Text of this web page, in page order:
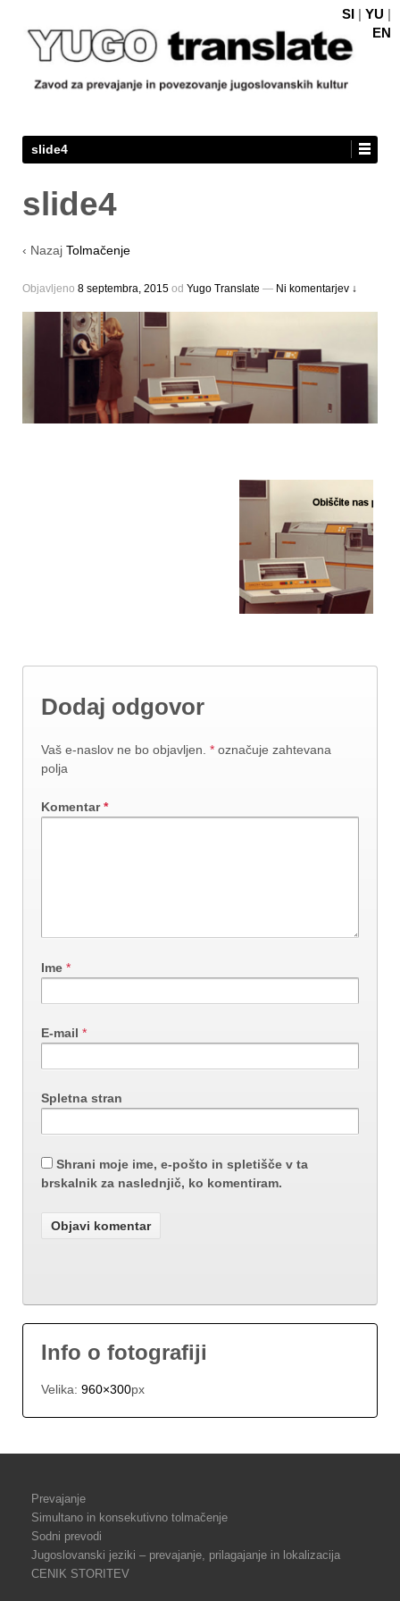
SI | YU |
EN
slide4
slide4
‹ Nazaj Tolmačenje
Objavljeno 8 septembra, 2015 оd Yugo Translate — Ni komentarjev ↓
Dodaj odgovor
Vaš e-naslov ne bo objavljen. * označuje zahtevana
polja
Komentar*
Ime *
E-mail *
Spletna stran
Shrani moje ime, e-pošto in spletišče v ta
brskalnik za naslednjič, ko komentiram.
Info o fotografiji
Velika: 960×300px
Prevajanje
Simultano in konsekutivno tolmačenje
Sodni prevodi
Jugoslovanski jeziki – prevajanje, prilagajanje in lokalizacija
CENIK STORITEV